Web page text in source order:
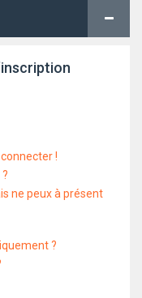
!
ne peux à présent
?